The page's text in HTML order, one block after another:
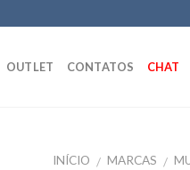
OUTLET CONTATOS CHAT
INÍCIO / MARCAS /